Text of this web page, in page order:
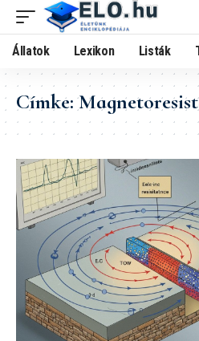
Állatok Lexikon Listák
Címke: